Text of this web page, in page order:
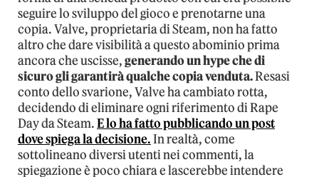
seguire lo sviluppo del gioco e prenotarne una
copia. Valve, proprietaria di Steam, non ha fatto
altro che dare visibilità a questo abominio prima
ancora che uscisse,generando un hype che di
sicuro gli garantirà qualche copia venduta.Resasi
conto dello svarione, Valve ha cambiato rotta,
decidendo di eliminare ogni riferimento di Rape
Day da Steam.E lo ha fatto pubblicando un post
dove spiega la decisione.In realtà, come
sottolineano diversi utenti nei commenti, la
spiegazione è poco chiara e lascerebbe intendere